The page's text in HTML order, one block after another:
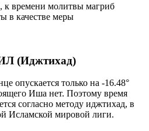
к времени молитвы магриб
в качестве меры
(Иджтихад)
опускается только на -16.48°
Иша нет. Поэтому время
согласно методу иджтихад, в
Исламской мировой лиги.